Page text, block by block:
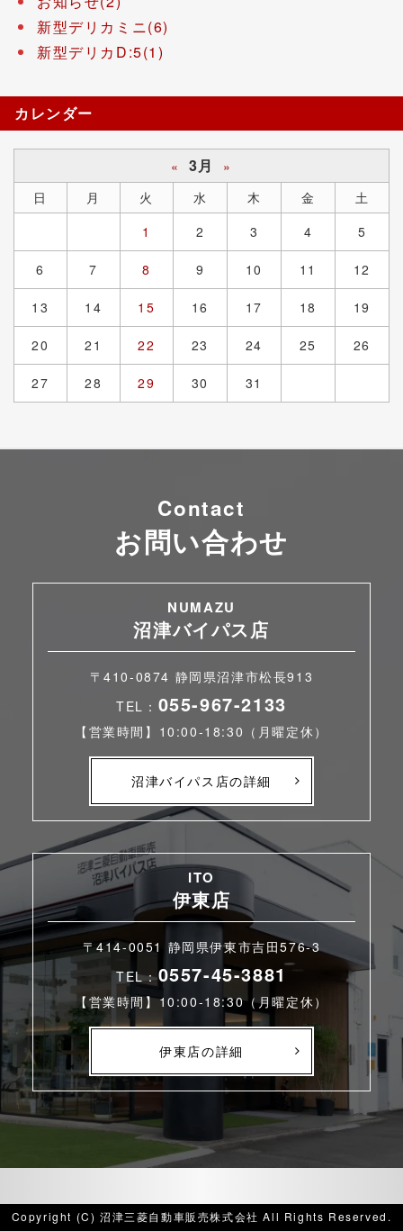
新型デリカミニ(6)
新型デリカD:5(1)
カレンダー
« 3月
»
日
月 火 水 木 金
土
1
2 3 4 5
6 7 8 9 10 11 12
13 14 15 16 17 18 19
20 21 22 23 24 25 26
27 28 29 30 31
Contact
お問い合わせ
NUMAZU
沼津バイパス店
〒410-0874 静岡県沼津市松長913
TEL： 055-967-2133
【営業時間】10:00-18:30（月曜定休）
沼津バイパス店の詳細
ITO
伊東店
〒414-0051 静岡県伊東市吉田576-3
TEL：0557-45-3881
【営業時間】10:00-18:30（月曜定休）
伊東店の詳細
Copyright (C) 沼津三菱自動車販売株式会社 All Rights Reserved.